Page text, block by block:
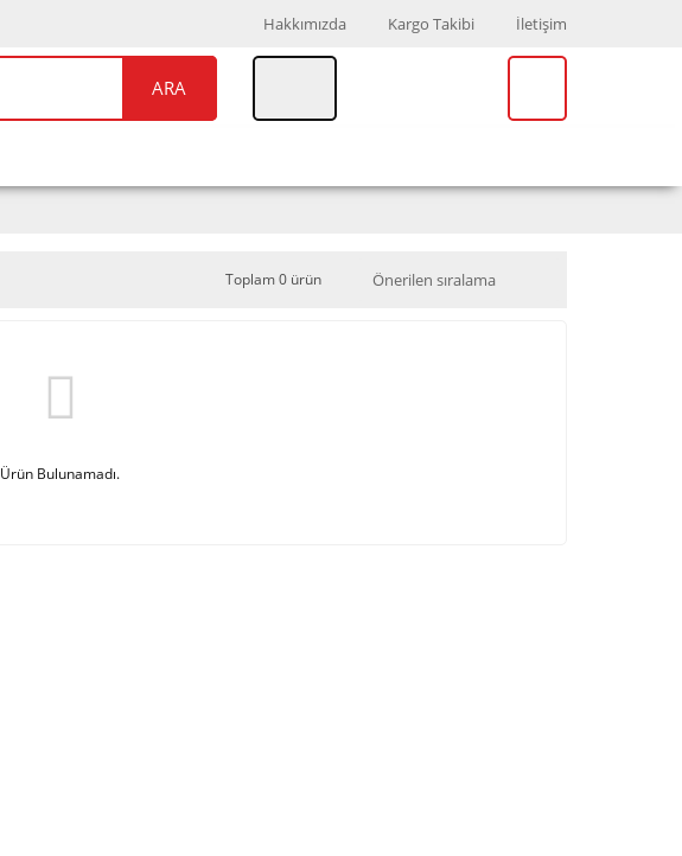
Hakkımızda Kargo Takibi İletişim
ARA
Toplam 0 ürün
Ürün Bulunamadı.